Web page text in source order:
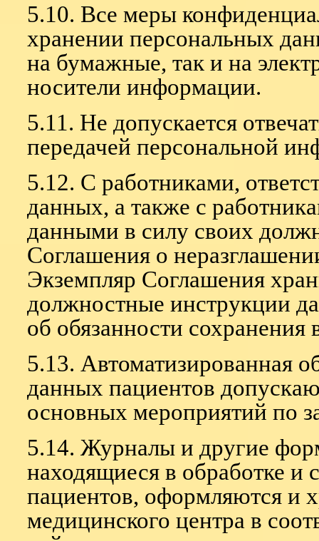
5.10. Все меры
хранении персональных
на бумажные, так и на
носители информации.
5.11. Не допускается
передачей персональной
5.12. С работниками,
данных, а также с
данными в силу своих
Соглашения о
Экземпляр Соглашения
должностные инструкции
об обязанности сохранения
5.13. Автоматизированная
данных пациентов
основных мероприятий по
5.14. Журналы и другие
находящиеся в обработке
пациентов, оформляются и
медицинского центра в